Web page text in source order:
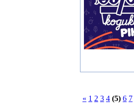
« 1 2 3 4 (5) 6 7